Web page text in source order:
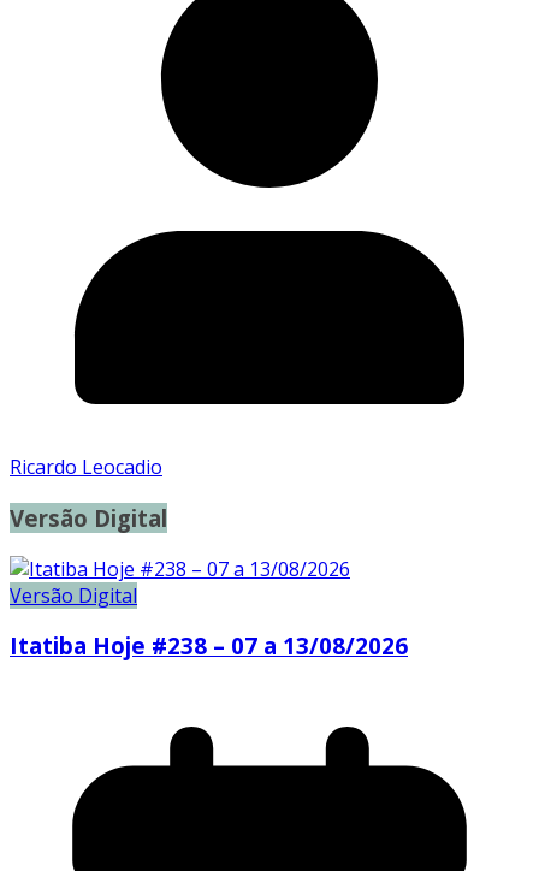
Ricardo Leocadio
Versão Digital
Versão Digital
Itatiba Hoje #238 – 07 a 13/08/2026